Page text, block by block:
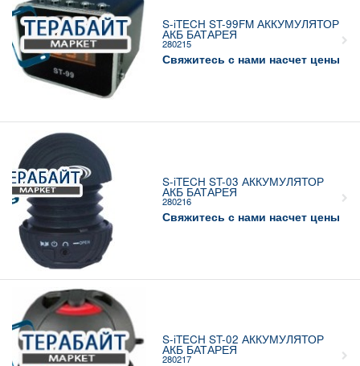
S-iTECH ST-99FM АККУМУЛЯТОР
АКБ БАТАРЕЯ
280215
Свяжитесь с нами насчет цены
S-iTECH ST-03 АККУМУЛЯТОР
АКБ БАТАРЕЯ
280216
Свяжитесь с нами насчет цены
S-iTECH ST-02 АККУМУЛЯТОР
АКБ БАТАРЕЯ
280217